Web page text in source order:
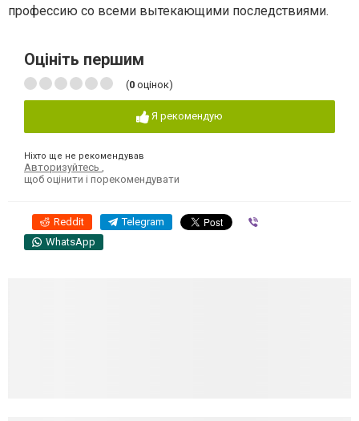
профессию со всеми вытекающими последствиями.
Оцініть першим
(0 оцінок)
Я рекомендую
Ніхто ще не рекомендував
Авторизуйтесь
щоб оцінити і порекомендувати
Reddit Telegram
WhatsApp